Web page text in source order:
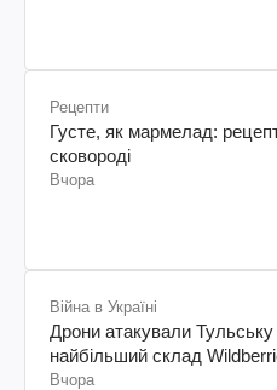
Рецепти
Густе, як мармелад:
сковороді
Вчора
Війна в Україні
Дрони атакували
найбільший склад
Вчора